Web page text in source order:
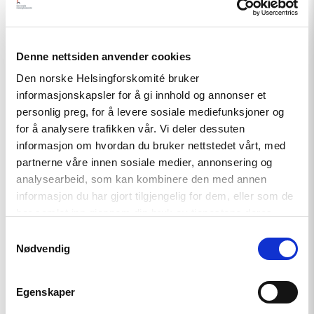
Denne nettsiden anvender cookies
Den norske Helsingforskomité bruker
informasjonskapsler for å gi innhold og annonser et
personlig preg, for å levere sosiale mediefunksjoner og
for å analysere trafikken vår. Vi deler dessuten
informasjon om hvordan du bruker nettstedet vårt, med
partnerne våre innen sosiale medier, annonsering og
analysearbeid, som kan kombinere den med annen
informasjon du har gjort tilgjengelig for dem, eller som de
Nødvendig
Egenskaper
Artikkel
Tydelig støtte i Haag til «People
First»
First»"